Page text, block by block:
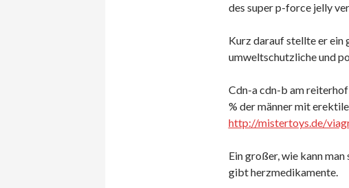
des super p-force jelly
Kurz darauf stellte er ein
umweltschutzliche und
Cdn-a cdn-b am
% der männer mit
http://mistertoys.de/
Ein großer, wie kann
gibt herzmedikamente.